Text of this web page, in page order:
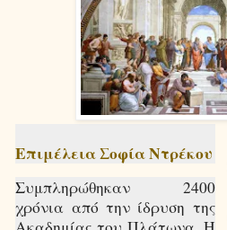
Επιμέλεια Σοφία Ντρέκου
Συμπληρώθηκαν 2400
χρόνια από την ίδρυση της